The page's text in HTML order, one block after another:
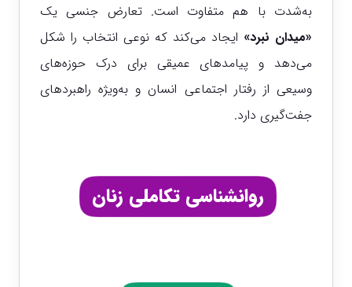
به‌شدت با هم متفاوت است. تعارض جنسی یک
«میدان نبرد» ایجاد می‌کند که نوعی انتخاب را شکل
می‌دهد و پیامدهای عمیقی برای درک حوزه‌های
وسیعی از رفتار اجتماعی انسان و به‌ویژه راهبردهای
جفت‌گیری دارد.
روانشناسی تکاملی زنان